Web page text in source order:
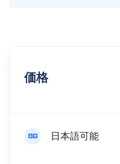
価格
日本語可能